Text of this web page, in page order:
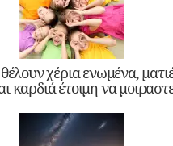
χέρια ενωμένα,
καρδιά έτοιμη να